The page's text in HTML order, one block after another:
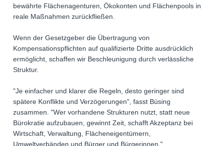
bewährte Flächenagenturen, Ökokonten und Flächenpools in
reale Maßnahmen zurückfließen.
Wenn der Gesetzgeber die Übertragung von
Kompensationspflichten auf qualifizierte Dritte ausdrücklich
ermöglicht, schaffen wir Beschleunigung durch verlässliche
Struktur.
"Je einfacher und klarer die Regeln, desto geringer sind
spätere Konflikte und Verzögerungen", fasst Büsing
zusammen. "Wer vorhandene Strukturen nutzt, statt neue
Bürokratie aufzubauen, gewinnt Zeit, schafft Akzeptanz bei
Wirtschaft, Verwaltung, Flächeneigentümern,
Umweltverbänden und Bürger und Bürgerinnen."